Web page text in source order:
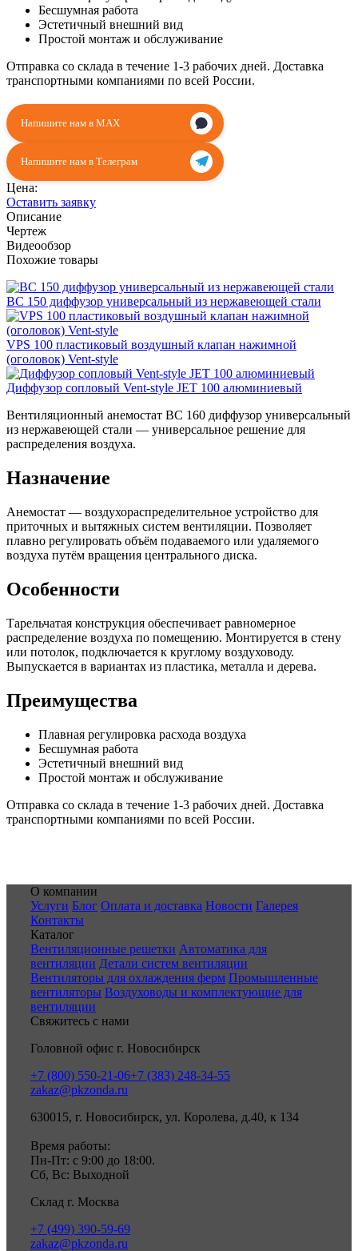
Бесшумная работа
Эстетичный внешний вид
Простой монтаж и обслуживание
Отправка со склада в течение 1-3 рабочих дней. Доставка
транспортными компаниями по всей России.
Напишите нам в MAX
Напишите нам в Телеграм
Цена:
Оставить заявку
Описание
Чертеж
Видеообзор
Похожие товары
BC 150 диффузор универсальный из нержавеющей стали
VPS 100 пластиковый воздушный клапан нажимной
(оголовок) Vent-style
Диффузор сопловый Vent-style JET 100 алюминиевый
Вентиляционный анемостат BC 160 диффузор универсальный
из нержавеющей стали — универсальное решение для
распределения воздуха.
Назначение
Анемостат — воздухораспределительное устройство для
приточных и вытяжных систем вентиляции. Позволяет
плавно регулировать объём подаваемого или удаляемого
воздуха путём вращения центрального диска.
Особенности
Тарельчатая конструкция обеспечивает равномерное
распределение воздуха по помещению. Монтируется в стену
или потолок, подключается к круглому воздуховоду.
Выпускается в вариантах из пластика, металла и дерева.
Преимущества
Плавная регулировка расхода воздуха
Бесшумная работа
Эстетичный внешний вид
Простой монтаж и обслуживание
Отправка со склада в течение 1-3 рабочих дней. Доставка
транспортными компаниями по всей России.
О компании
Услуги Блог Оплата и доставка Новости Галерея
Контакты
Каталог
Вентиляционные решетки Автоматика для
вентиляции Детали систем вентиляции
Вентиляторы для охлаждения ферм Промышленные
вентиляторы Воздуховоды и комплектующие для
вентиляции
Свяжитесь с нами
Головной офис г. Новосибирск
+7 (800) 550-21-06+7 (383) 248-34-55
zakaz@pkzonda.ru
630015, г. Новосибирск, ул. Королева, д.40, к 134
Время работы:
Пн-Пт: с 9:00 до 18:00.
Сб, Вс: Выходной
Склад г. Москва
+7 (499) 390-59-69
zakaz@pkzonda.ru